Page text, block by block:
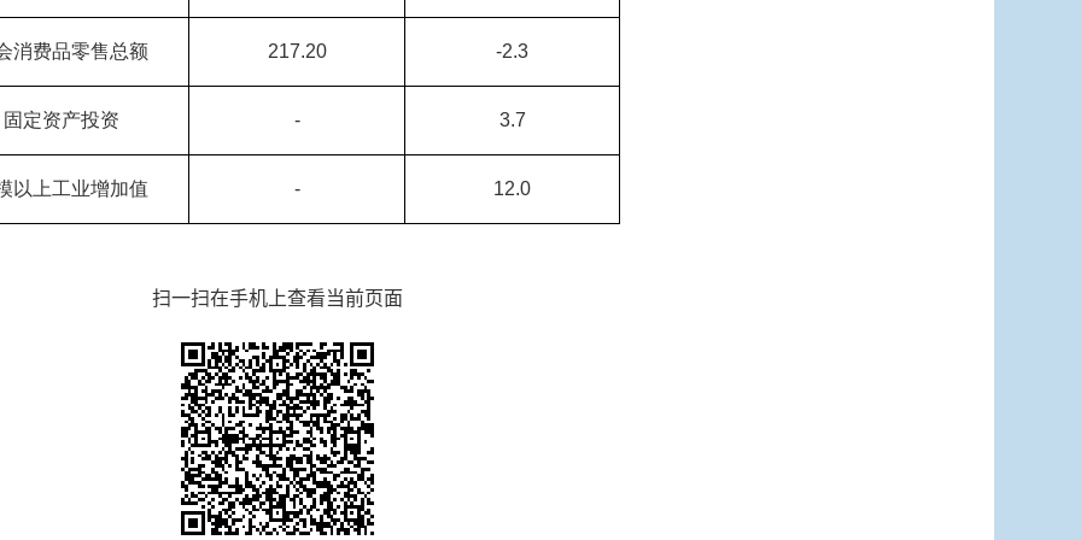
消费品零售总额 217.20 -2.3
固定资产投资 - 3.7
以上工业增加值 - 12.0
扫一扫在手机上查看当前页面